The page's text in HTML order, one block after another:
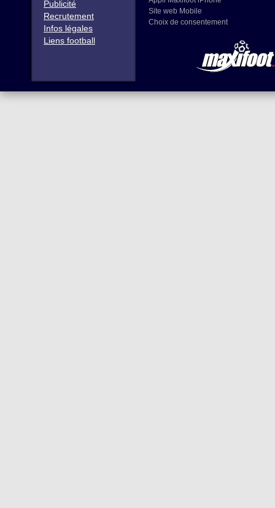
Publicité
Recrutement
Infos légales
Liens football
Site web Mobile
Choix de consentement